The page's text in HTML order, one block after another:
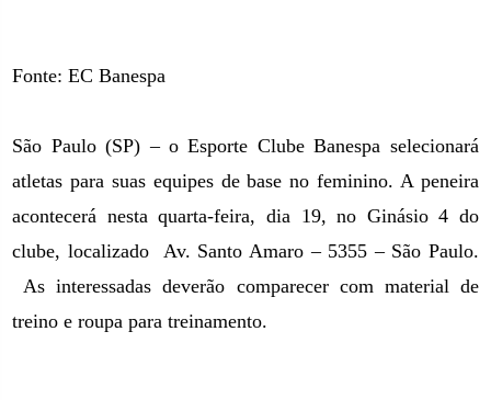
Fonte: EC Banespa
São Paulo (SP) – o Esporte Clube Banespa selecionará
atletas para suas equipes de base no feminino. A peneira
acontecerá nesta quarta-feira, dia 19, no Ginásio 4 do
clube, localizado
Av. Santo Amaro – 5355 – São Paulo.
As interessadas deverão comparecer com material de
treino e roupa para treinamento.